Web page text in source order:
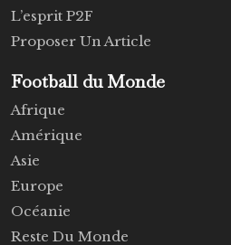
L’esprit P2F
Proposer Un Article
Football du Monde
Afrique
Amérique
Asie
Europe
Océanie
Reste Du Monde